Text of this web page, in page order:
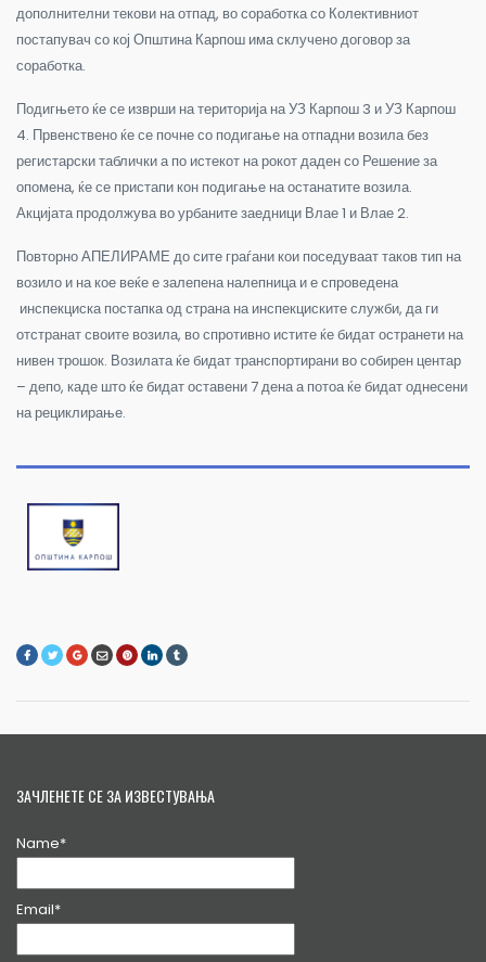
дополнителни текови на отпад, во соработка со Колективниот
постапувач со кој Општина Карпош има склучено договор за
соработка.
Подигњето ќе се изврши на територија на УЗ Карпош 3 и УЗ Карпош
4. Првенствено ќе се почне со подигање на отпадни возила без
регистарски таблички а по истекот на рокот даден со Решение за
опомена, ќе се пристапи кон подигање на останатите возила.
Акцијата продолжува во урбаните заедници Влае 1 и Влае 2.
Повторно АПЕЛИРАМЕ до сите граѓани кои поседуваат таков тип на
возило и на кое веќе е залепена налепница и е спроведена
инспекциска постапка од страна на инспекциските служби, да ги
отстранат своите возила, во спротивно истите ќе бидат остранети на
нивен трошок. Возилата ќе бидат транспортирани во собирен центар
– депо, каде што ќе бидат оставени 7 дена а потоа ќе бидат однесени
на рециклирање.
ЗАЧЛЕНЕТЕ СЕ ЗА ИЗВЕСТУВАЊА
Name*
Email*